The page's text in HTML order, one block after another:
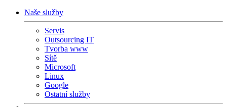
Naše služby
Servis
Outsourcing IT
Tvorba www
Sítě
Microsoft
Linux
Google
Ostatní služby